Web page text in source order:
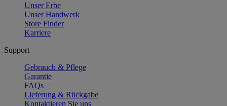
Unser Erbe
Unser Handwerk
Store Finder
Karriere
Support
Gebrauch & Pflege
Garantie
FAQs
Lieferung & Rückgabe
Kontaktieren Sie uns